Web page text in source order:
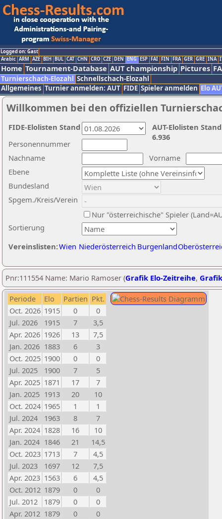
Logged on: Gast
Arabic ARM AZE BIH BUL CAT CHN CRO CZE DEN ENG ESP FAI FIN FRA GER GRE INA
Home Tournament-Database AUT championship Pictures
Turnierschach-Elozahl Schnellschach-Elozahl
Allgemeines Turnier anmelden: AUT FIDE Spieler anmelden Elo
Willkommen bei den offiziellen
Nachname
Vorname
Ebene
Sortierung
Personennummer
Bundesland
Spgem./Kreis/Verein
Nur "österreichische" Spieler
Vereinslisten:Wien Niederösterreich Burgenland
AUT-Elolisten
6.936
FIDE-Elolisten Stand
Pnr:111554 Name: Mario Ramoser (Grafik Elo-Zeitreihe,
Periode Elo Partien Pkt.
Oct. 2026 1915 0
0
Jul. 2026
1915 7
3,5
Apr. 2026 1926 13
7,5
Jan. 2026 1883 6
3
Oct. 2025 1900 0
0
Jul. 2025
1900 7
5
Apr. 2025 1871 17
7
Jan. 2025 1913 20
10
Oct. 2024 1965 1
1
Jul. 2024
1963 8
7
Apr. 2024 1828 16
10
Jan. 2024 1846 21
14,5
Oct. 2023 1713 7
4,5
Jul. 2023
1697 12
7,5
Apr. 2023 1563 6
4,5
Oct. 2012 1879 0
0
Jul. 2012
1879 0
0
Apr. 2012 1879 0
0